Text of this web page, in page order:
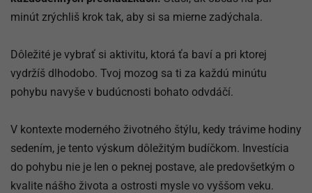
minút zrýchliš krok tak, aby si sa mierne zadýchala.
Dôležité je vybrať si aktivitu, ktorá ťa baví a pri ktorej
vydržíš dlhodobo. Tvoj mozog sa ti za každú minútu
pohybu navyše v budúcnosti bohato odvdáčí.
V kontexte moderného životného štýlu, kedy trávime hodiny
sedením, je tento výskum dôležitým budíčkom. Investícia
do pohybu nie je len o peknej postave, ale predovšetkým o
kvalite nášho života a ostrosti mysle vo vyššom veku.